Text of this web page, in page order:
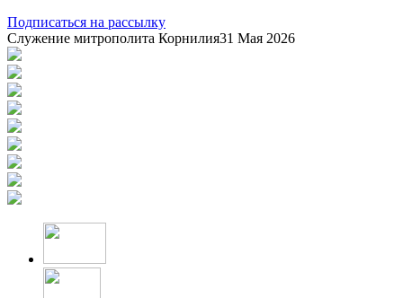
Подписаться на рассылку
Служение митрополита Корнилия31 Мая 2026